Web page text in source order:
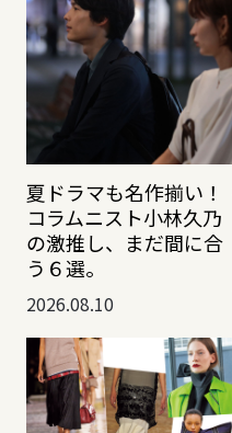
夏ドラマも名作揃い！
コラムニスト小林久乃
の激推し、まだ間に合
う６選。
2026.08.10